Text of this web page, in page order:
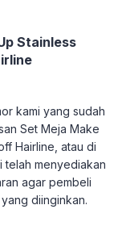
Stainless
kami yang sudah
Set Meja Make
Hairline, atau di
telah menyediakan
agar pembeli
diinginkan.